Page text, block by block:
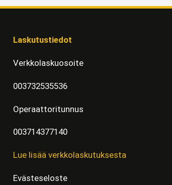
Laskutustiedot
Verkkolaskuosoite
003732535536
Operaattoritunnus
003714377140
Lue lisää verkkolaskutuksesta
Evästeseloste